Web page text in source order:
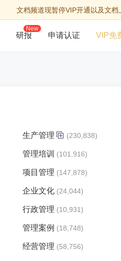
文档频道现暂停VIP开通以及文档
研报
New
申请认证 VIP免
生产管理 (230,838)
管理培训 (101,916)
项目管理 (147,878)
企业文化 (24,044)
行政管理 (10,931)
管理案例 (18,748)
经营管理 (58,756)